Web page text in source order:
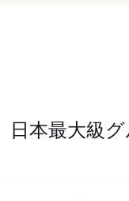
日本最大級